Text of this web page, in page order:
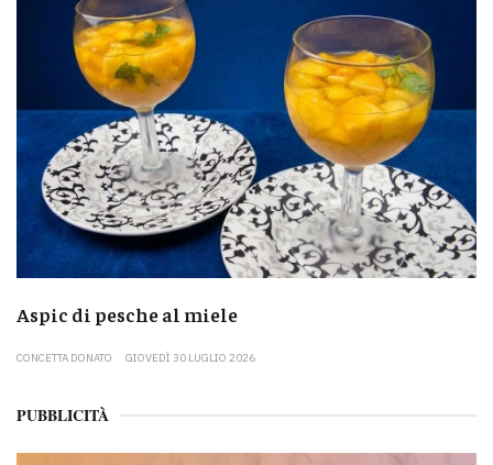
Aspic di pesche al miele
CONCETTA DONATO GIOVEDÌ 30 LUGLIO 2026
PUBBLICITÀ